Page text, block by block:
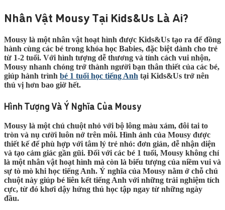
Nhân Vật Mousy Tại Kids&Us Là Ai?
Mousy là một nhân vật hoạt hình được Kids&Us tạo ra để đồng
hành cùng các bé trong khóa học Babies, đặc biệt dành cho trẻ
từ 1-2 tuổi. Với hình tượng dễ thương và tính cách vui nhộn,
Mousy nhanh chóng trở thành người bạn thân thiết của các bé,
giúp hành trình bé 1 tuổi học tiếng Anh tại Kids&Us trở nên
thú vị hơn bao giờ hết.
Hình Tượng Và Ý Nghĩa Của Mousy
Mousy là một chú chuột nhỏ với bộ lông màu xám, đôi tai to
tròn và nụ cười luôn nở trên môi. Hình ảnh của Mousy được
thiết kế để phù hợp với tâm lý trẻ nhỏ: đơn giản, dễ nhận diện
và tạo cảm giác gần gũi. Đối với các bé 1 tuổi, Mousy không chỉ
là một nhân vật hoạt hình mà còn là biểu tượng của niềm vui và
sự tò mò khi học tiếng Anh. Ý nghĩa của Mousy nằm ở chỗ chú
chuột này giúp bé liên kết tiếng Anh với những trải nghiệm tích
cực, từ đó khơi dậy hứng thú học tập ngay từ những ngày
đầu.